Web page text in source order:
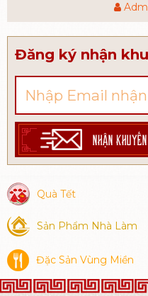
ăn
bánh
người
khách
Đăng ký nhận
NHẬN
Quà Tết
Sản Phẩm Nhà Làm
Đặc Sản Vùng Miền